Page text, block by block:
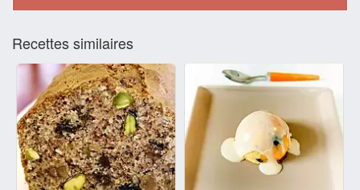
Recettes similaires